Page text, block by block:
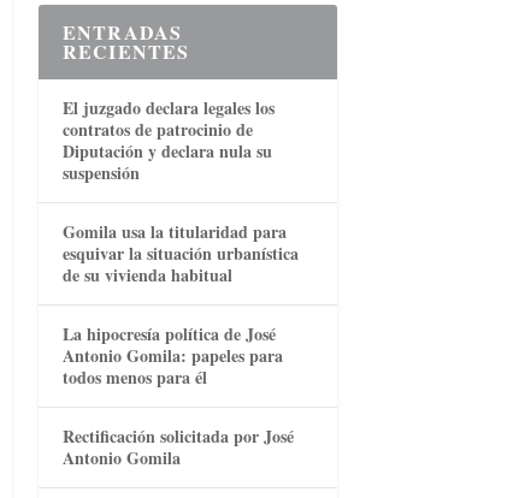
ENTRADAS
RECIENTES
El juzgado declara legales los
contratos de patrocinio de
Diputación y declara nula su
suspensión
Gomila usa la titularidad para
esquivar la situación urbanística
de su vivienda habitual
La hipocresía política de José
Antonio Gomila: papeles para
todos menos para él
Rectificación solicitada por José
Antonio Gomila